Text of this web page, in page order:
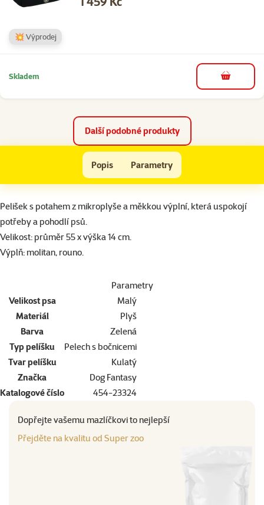
💥 Výprodej
Skladem do košíku
Další podobné produkty
Pelíšek DOG FANTASY kulatý světle zelený 55 cm
Popis Parametry
Na začátek stránky
superzoo.product.detail.content
Pelišek s potahem z mikroplyše a měkkou výplní, která uspokojí
potřeby a pohodlí psů.
Velikost: průměr 55 x výška 14 cm.
Výplň: molitan, rouno.
Parametry
Velikost psa
Malý
Materiál
Plyš
Barva
Zelená
Typ pelíšku
Pelech s bočnicemi
Tvar pelíšku
Kulatý
Značka
Dog Fantasy
Katalogové číslo
454-23324
Dopřejte vašemu mazlíčkovi to nejlepší
Přejděte na kvalitu od Super zoo